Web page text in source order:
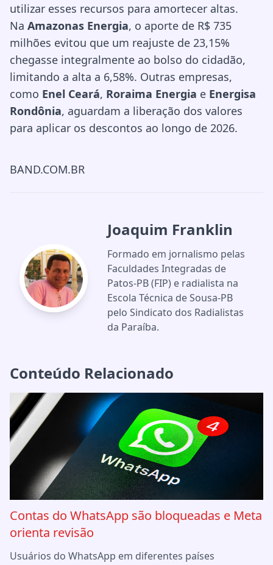
utilizar esses recursos para amortecer altas.
Na Amazonas Energia, o aporte de R$ 735
milhões evitou que um reajuste de 23,15%
chegasse integralmente ao bolso do cidadão,
limitando a alta a 6,58%. Outras empresas,
como Enel Ceará, Roraima Energia e Energisa
Rondônia, aguardam a liberação dos valores
para aplicar os descontos ao longo de 2026.
BAND.COM.BR
Joaquim Franklin
Formado em jornalismo pelas
Faculdades Integradas de
Patos-PB (FIP) e radialista na
Escola Técnica de Sousa-PB
pelo Sindicato dos Radialistas
da Paraíba.
Conteúdo Relacionado
Contas do WhatsApp são bloqueadas e Meta
orienta revisão
Usuários do WhatsApp em diferentes países